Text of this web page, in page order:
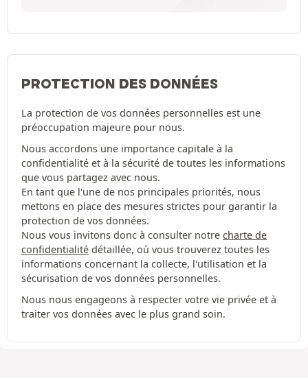
PROTECTION DES DONNÉES
La protection de vos données personnelles est une
préoccupation majeure pour nous.
Nous accordons une importance capitale à la
confidentialité et à la sécurité de toutes les informations
que vous partagez avec nous.
En tant que l'une de nos principales priorités, nous
mettons en place des mesures strictes pour garantir la
protection de vos données.
Nous vous invitons donc à consulter notre charte de
confidentialité détaillée, où vous trouverez toutes les
informations concernant la collecte, l'utilisation et la
sécurisation de vos données personnelles.
Nous nous engageons à respecter votre vie privée et à
traiter vos données avec le plus grand soin.